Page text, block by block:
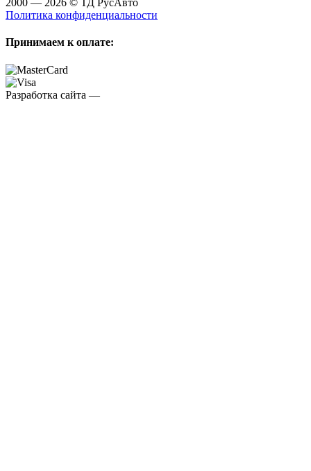
2000 — 2026 © ТД РусАвто
Политика конфиденциальности
Принимаем к оплате:
Разработка сайта —